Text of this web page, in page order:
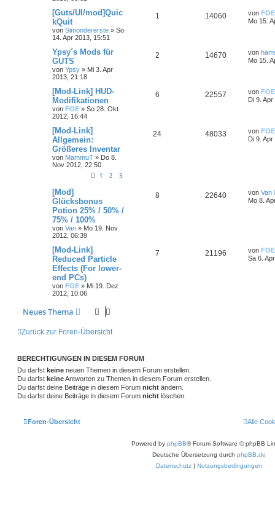
[Guts/UI/mod]Quic
kQuit
von Simondererste » So
14. Apr 2013, 15:51
1 14060 von FOE
Mo 15.
Ypsy´s Mods für
GUTS
von Ypsy » Mi 3. Apr
2013, 21:18
2 14670 von
Mo 15.
[Mod-Link] HUD-
Modifikationen
von FOE » So 28. Okt
2012, 16:44
6 22557 von FOE
Di 9.
[Mod-Link]
Allgemein:
Größeres Inventar
von MammuT » Do 8.
Nov 2012, 22:50
1 2 3
24 48033 von FOE
Di 9.
[Mod]
Glücksbonus
Potion 25% / 50% /
75% / 100%
von Van » Mo 19. Nov
2012, 06:39
8 22640 von Van
Mo 8.
[Mod-Link]
Reduced Particle
Effects (For lower-
end PCs)
von FOE » Mi 19. Dez
2012, 10:06
7 21196 von FOE
Sa 6.
Neues Thema
Zurück zur Foren-Übersicht
BERECHTIGUNGEN IN DIESEM FORUM
Du darfst keine neuen Themen in diesem Forum erstellen.
Du darfst keineAntworten zu Themen in diesem Forum erstellen.
Du darfst deine Beiträge in diesem Forum nicht ändern.
Du darfst deine Beiträge in diesem Forum nicht löschen.
Foren-Übersicht Alle
Powered by phpBB® Forum Software © phpBB
Deutsche Übersetzung durch phpBB.de
Datenschutz | Nutzungsbedingungen